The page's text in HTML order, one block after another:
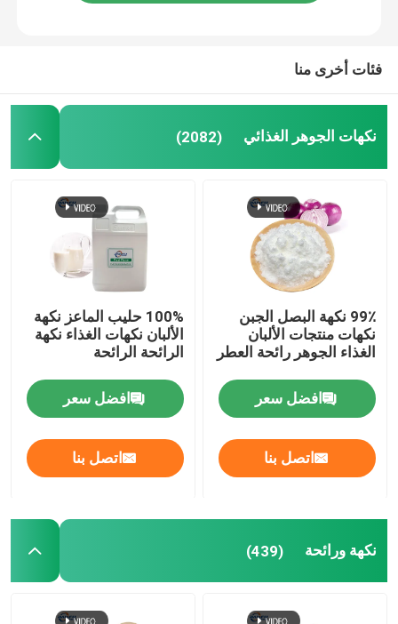
فئات أخرى منا
نكهات الجوهر الغذائي (2082)
99٪ نكهة البصل الجبن
نكهات منتجات الألبان
الغذاء الجوهر رائحة العطر
افضل سعر
اتصل بنا
100% حليب الماعز نكهة
الألبان نكهات الغذاء نكهة
الرائحة الرائحة
افضل سعر
اتصل بنا
نكهة ورائحة (439)